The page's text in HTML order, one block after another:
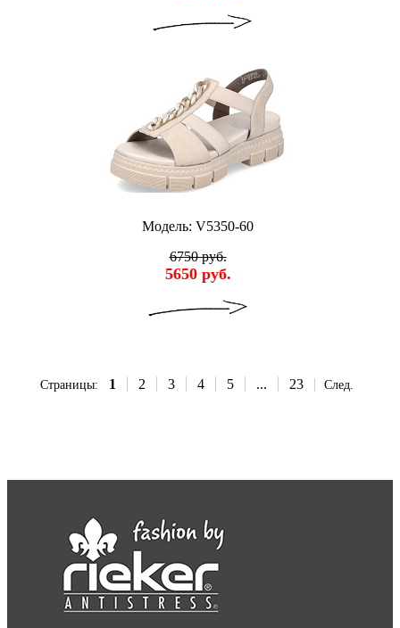
Модель: V5350-60
6750 руб.
5650 руб.
Страницы: 1 2 3 4 5 ... 23 След.